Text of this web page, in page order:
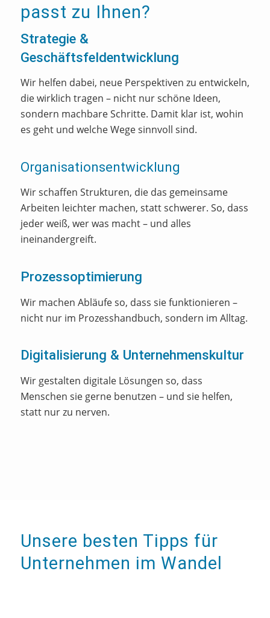
passt zu Ihnen?
Strategie &
Geschäftsfeldentwicklung
Wir helfen dabei, neue Perspektiven zu entwickeln,
die wirklich tragen – nicht nur schöne Ideen,
sondern machbare Schritte. Damit klar ist, wohin
es geht und welche Wege sinnvoll sind.
Organisationsentwicklung
Wir schaffen Strukturen, die das gemeinsame
Arbeiten leichter machen, statt schwerer. So, dass
jeder weiß, wer was macht – und alles
ineinandergreift.
Prozessoptimierung
Wir machen Abläufe so, dass sie funktionieren –
nicht nur im Prozesshandbuch, sondern im Alltag.
Digitalisierung & Unternehmenskultur
Wir gestalten digitale Lösungen so, dass
Menschen sie gerne benutzen – und sie helfen,
statt nur zu nerven.
Unsere besten Tipps für
Unternehmen im Wandel